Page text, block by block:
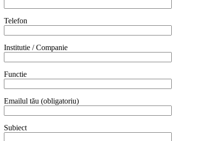
Telefon
Institutie / Companie
Functie
Emailul tău (obligatoriu)
Subiect